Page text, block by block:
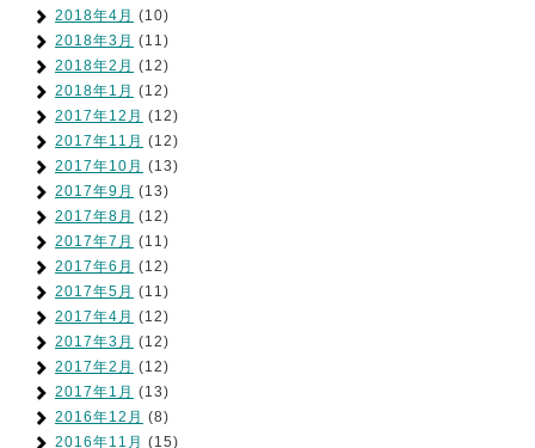
2018年4月 (10)
2018年3月 (11)
2018年2月 (12)
2018年1月 (12)
2017年12月 (12)
2017年11月 (12)
2017年10月 (13)
2017年9月 (13)
2017年8月 (12)
2017年7月 (11)
2017年6月 (12)
2017年5月 (11)
2017年4月 (12)
2017年3月 (12)
2017年2月 (12)
2017年1月 (13)
2016年12月 (8)
2016年11月 (15)